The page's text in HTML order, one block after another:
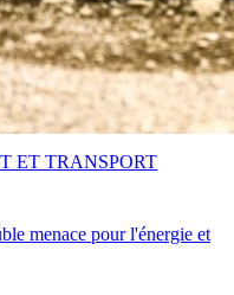
menace pour l'énergie et
ET TRANSPORT